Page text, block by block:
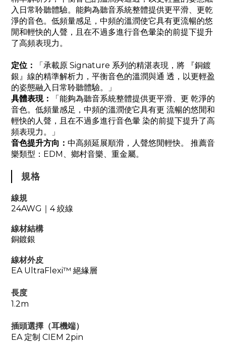
入日常聆聽體驗。能夠為聽音系統整體提供更平滑、更乾
淨的音色。低頻量感足，中頻的溫潤使它具有更流暢的悠
閒和輕快的人聲，且在不過多進行音色暈染的前提下提升
了高頻表現力。
定位：
「承載原 Signature 系列的精湛表現，將 『銅鍍
銀』線的精準解析力，平衡音色的溫潤與通 透，以更輕盈
的姿態融入日常聆聽體驗。」
具體表現：
「能夠為聽音系統整體提供更平滑、更 乾淨的
音色。低頻量感足，中頻的溫潤使它具有更 流暢的悠閒和
輕快的人聲，且在不過多進行音色暈 染的前提下提升了高
頻表現力。」
音色提升方向： 中高頻延展順滑，人聲悠閒輕快。 推薦音
樂類型：EDM、鄉村音樂、重金屬。
規格
線規
24AWG
4 絞線
線材結構
銅鍍銀
線材外皮
EA UltraFlexi™ 絕緣層
長度
1.2m
插頭選擇（耳機端）
EA 定制 CIEM 2pin